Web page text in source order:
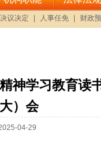
神学习教育读
）会
04-29